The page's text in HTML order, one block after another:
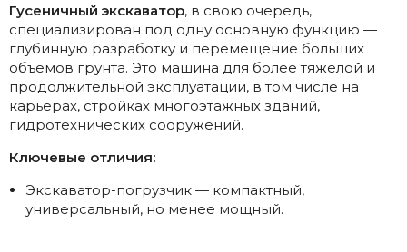
Гусеничный экскаватор, в свою очередь,
специализирован под одну основную функцию —
глубинную разработку и перемещение больших
объёмов грунта. Это машина для более тяжёлой и
продолжительной эксплуатации, в том числе на
карьерах, стройках многоэтажных зданий,
гидротехнических сооружений.
Ключевые отличия:
Экскаватор-погрузчик — компактный,
универсальный, но менее мощный.